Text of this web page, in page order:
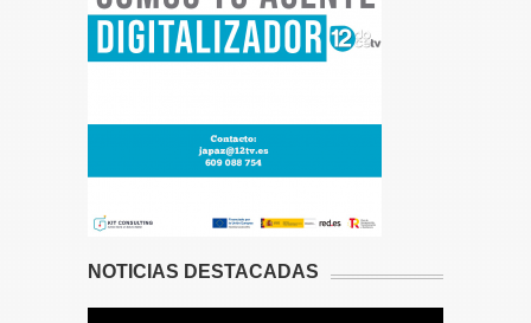
NOTICIAS DESTACADAS